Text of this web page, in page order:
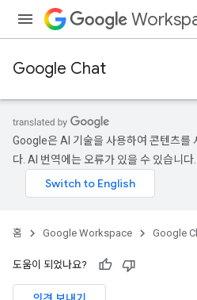
Google Chat
Google은 AI 기술을 사용하여 콘텐츠를
다. AI 번역에는 오류가 있을 수 있습니다.
홈 Google Workspace Google
도움이 되었나요?